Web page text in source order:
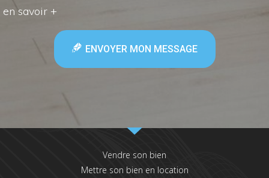
en savoir +
ENVOYER MON MESSAGE
Vendre son bien
Mettre son bien en location